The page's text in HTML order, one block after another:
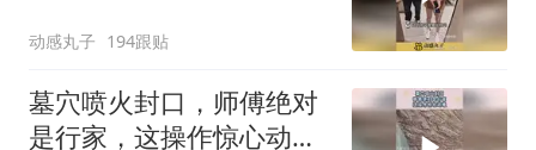
动感丸子 194跟贴
墓穴喷火封口，师傅绝对
是行家，这操作惊心动